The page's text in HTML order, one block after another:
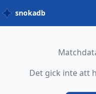
snokadb
Det gick inte att